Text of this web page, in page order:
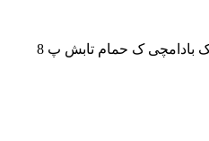
تهران خیابان پانزده خرداد غربی ک بادامچی ک حمام تابش پ 8